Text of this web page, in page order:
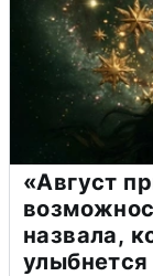
«Август
назвала,
улыбнется